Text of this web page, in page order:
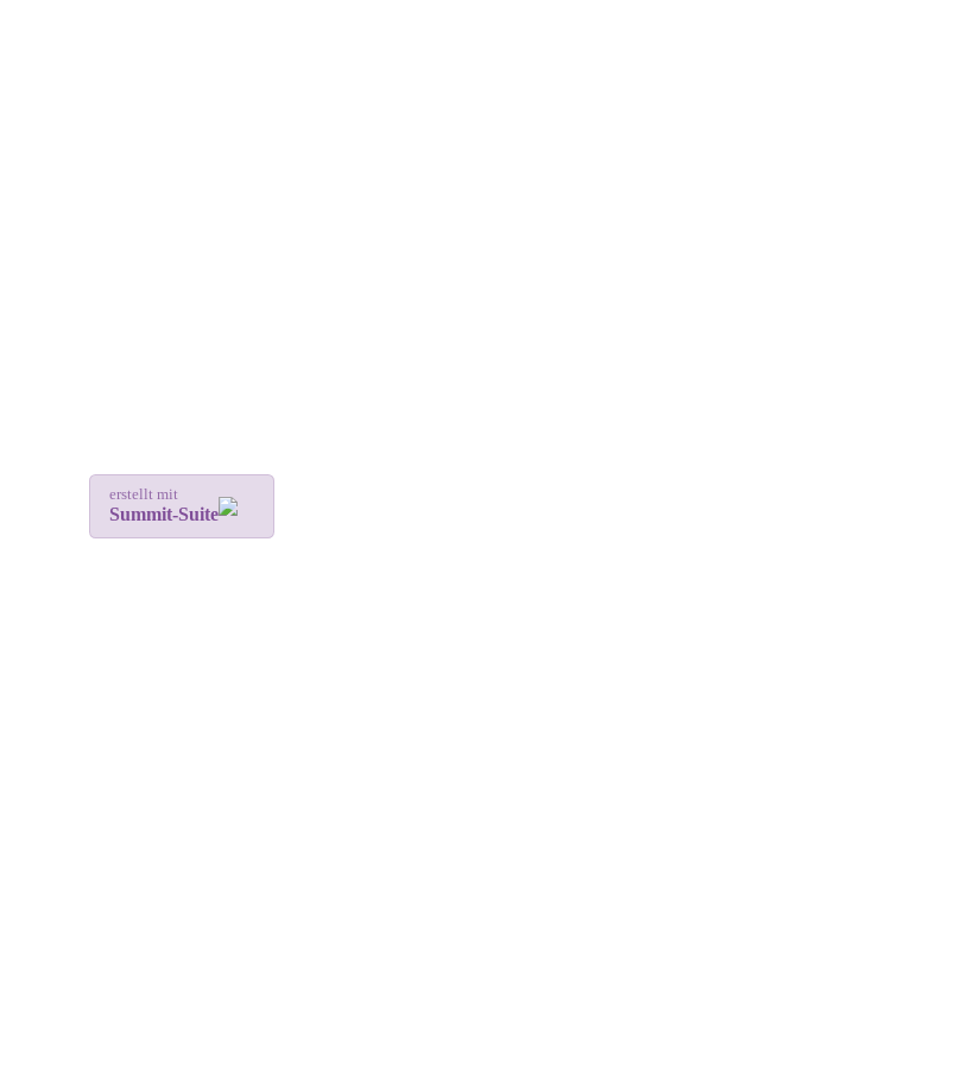
erstellt mit
Summit-Suite